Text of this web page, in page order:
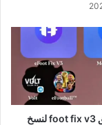
تحميل تطبيق foot fix v3 لنسخ